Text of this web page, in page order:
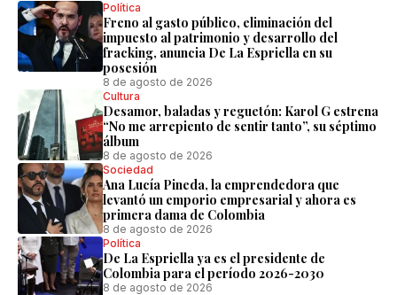
Política
Freno al gasto público, eliminación del
impuesto al patrimonio y desarrollo del
fracking, anuncia De La Espriella en su
posesión
8 de agosto de 2026
Cultura
Desamor, baladas y reguetón: Karol G estrena
“No me arrepiento de sentir tanto”, su séptimo
álbum
8 de agosto de 2026
Sociedad
Ana Lucía Pineda, la emprendedora que
levantó un emporio empresarial y ahora es
primera dama de Colombia
8 de agosto de 2026
Política
De La Espriella ya es el presidente de
Colombia para el período 2026-2030
8 de agosto de 2026